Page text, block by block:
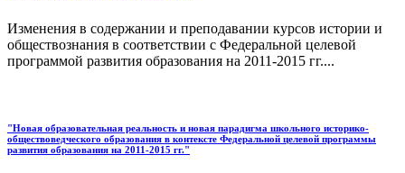
Изменения в содержании и преподавании курсов истории и
обществознания в соответствии с Федеральной целевой
программой развития образования на 2011-2015 гг....
"Новая образовательная реальность и новая парадигма школьного историко-
обществоведческого образования в контексте Федеральной целевой программы
развития образования на 2011-2015 гг."